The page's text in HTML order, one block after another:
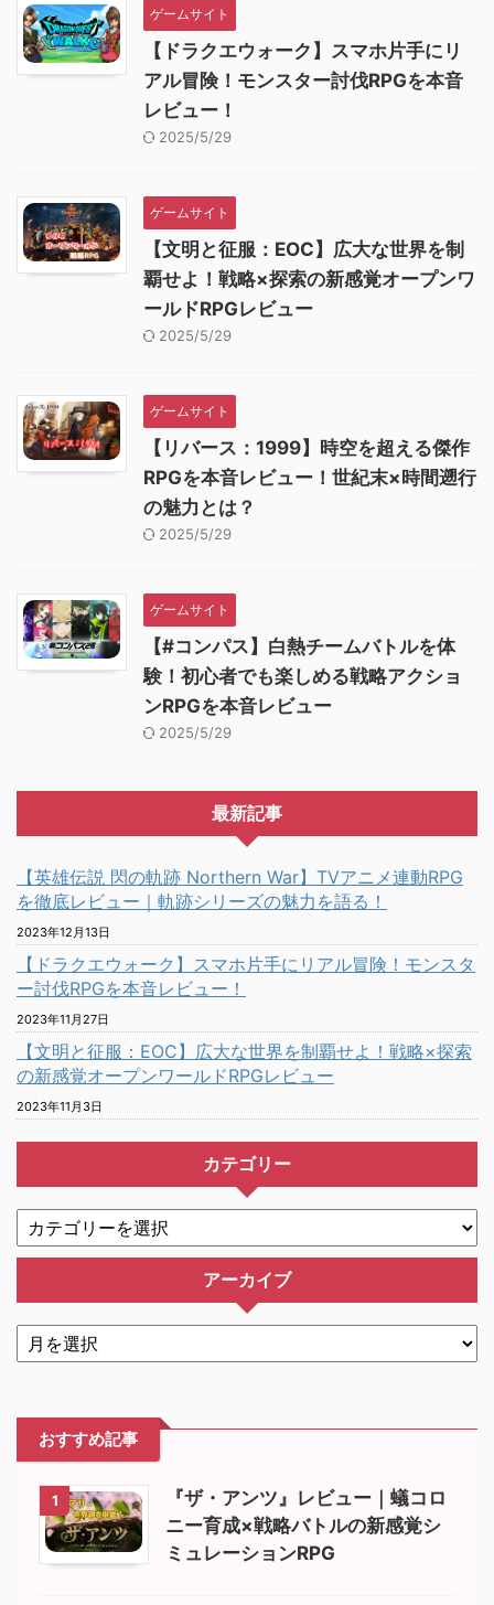
ゲームサイト
【ドラクエウォーク】スマホ片手にリ
アル冒険！モンスター討伐RPGを本音
レビュー！
2025/5/29
ゲームサイト
【文明と征服：EOC】広大な世界を制
覇せよ！戦略×探索の新感覚オープンワ
ールドRPGレビュー
2025/5/29
ゲームサイト
【リバース：1999】時空を超える傑作
RPGを本音レビュー！世紀末×時間遡行
の魅力とは？
2025/5/29
ゲームサイト
【#コンパス】白熱チームバトルを体
験！初心者でも楽しめる戦略アクショ
ンRPGを本音レビュー
2025/5/29
最新記事
【英雄伝説 閃の軌跡 Northern War】TVアニメ連動RPG
を徹底レビュー｜軌跡シリーズの魅力を語る！
2023年12月13日
【ドラクエウォーク】スマホ片手にリアル冒険！モンスタ
ー討伐RPGを本音レビュー！
2023年11月27日
【文明と征服：EOC】広大な世界を制覇せよ！戦略×探索
の新感覚オープンワールドRPGレビュー
2023年11月3日
カテゴリー
アーカイブ
おすすめ記事
1
『ザ・アンツ』レビュー｜蟻コロ
ニー育成×戦略バトルの新感覚シ
ミュレーションRPG